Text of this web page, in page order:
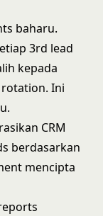
baharu.
3rd lead
kepada
Ini
CRM
berdasarkan
mencipta